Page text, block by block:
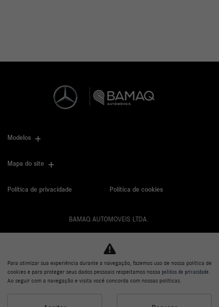
Modelos
Mapa do site
Política de privacidade Política de cookies
BAMAQ AUTOMOVEIS LTDA.
Desacelere. Seu bem maior é a vida.
Para otimizar sua experiência durante a navegação, fazemos uso de nossa política de
cookies e para proteger seus dados pessoais respeitamos nossa política de privacidade
Ao seguir com a navegação e visita você concorda com nossas políticas.